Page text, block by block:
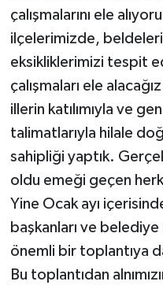
çalışmalarını ele
ilçelerimizde,
eksikliklerimizi tespit
çalışmaları ele
illerin katılımıyla ve
talimatlarıyla hilale
sahipliği yaptık.
oldu emeği geçen
Yine Ocak ayı
başkanları ve belediye
önemli bir toplantıya
Bu toplantıdan